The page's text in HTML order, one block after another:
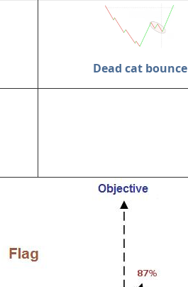
Dead cat bounce